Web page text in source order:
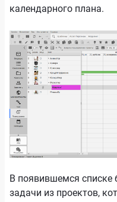
календарного плана.
В появившемся списке
задачи из проектов,